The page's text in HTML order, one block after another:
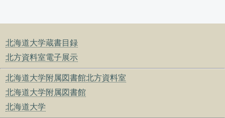
北海道大学蔵書目録
北方資料室電子展示
北海道大学附属図書館北方資料室
北海道大学附属図書館
北海道大学